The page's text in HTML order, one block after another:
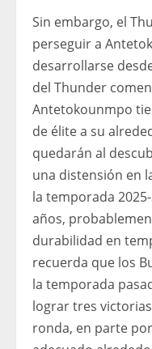
Sin embargo, el
perseguir a
desarrollarse
del Thunder
Antetokounmpo
de élite a su
quedarán al
una distensión en
la temporada
años,
durabilidad en
recuerda que los
la temporada
lograr tres
ronda, en parte